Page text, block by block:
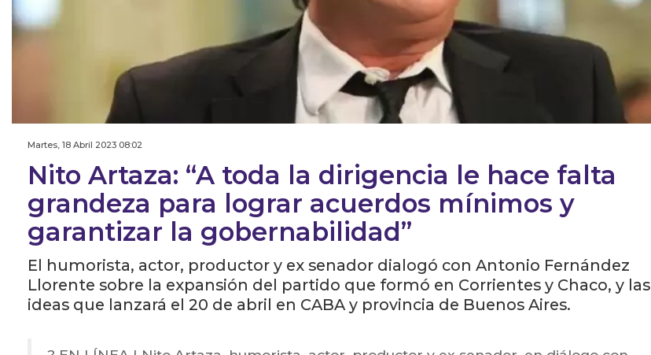
Martes, 18 Abril 2023 08:02
Nito Artaza: “A toda la dirigencia le hace falta
grandeza para lograr acuerdos mínimos y
garantizar la gobernabilidad”
El humorista, actor, productor y ex senador dialogó con Antonio Fernández
Llorente sobre la expansión del partido que formó en Corrientes y Chaco, y las
ideas que lanzará el 20 de abril en CABA y provincia de Buenos Aires.